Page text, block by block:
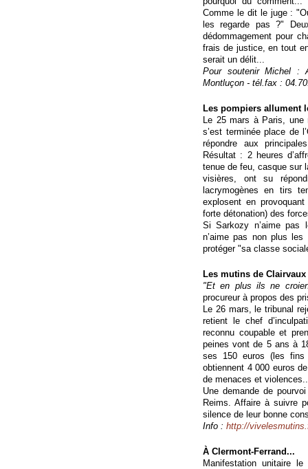
Comme le dit le juge :
les regarde pas ?"
dédommagement pour
frais de justice, en tout
serait un délit...
Pour soutenir Michel :
Montluçon - tél.fax :
Les pompiers allument
Le 25 mars à Paris, une
s’est terminée place de
répondre aux
Résultat : 2 heures
tenue de feu, casque sur
visières, ont su
lacrymogènes en tirs
explosent en
forte détonation) des
Si Sarkozy n’aime pas
n’aime pas non plus les
protéger "sa classe
Les mutins de
"Et en plus ils ne
procureur à propos des
Le 26 mars, le tribunal
retient le chef
reconnu coupable et
peines vont de 5 ans à
ses 150 euros (les
obtiennent 4 000 euros
de menaces et
Une demande de
Reims. Affaire à suivre
silence de leur bonne
Info : http://
À Clermont-Ferrand...
Manifestation unitaire